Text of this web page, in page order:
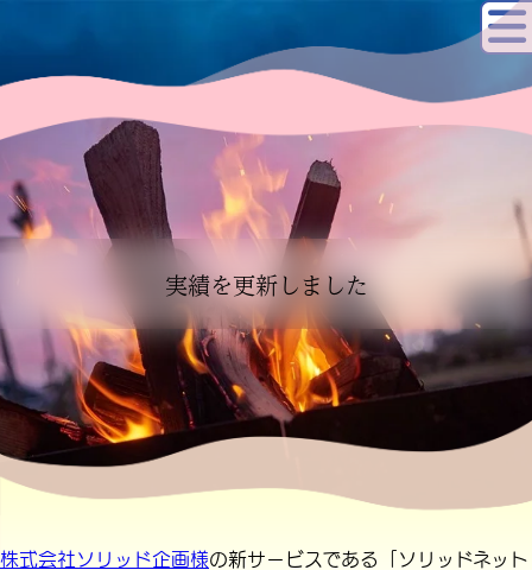
実績を更新しました
株式会社ソリッド企画様の新サービスである「ソリッドネット